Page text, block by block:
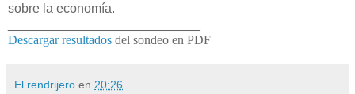
sobre la economía.
Descargar resultados del sondeo en PDF
El rendrijero en 20:26